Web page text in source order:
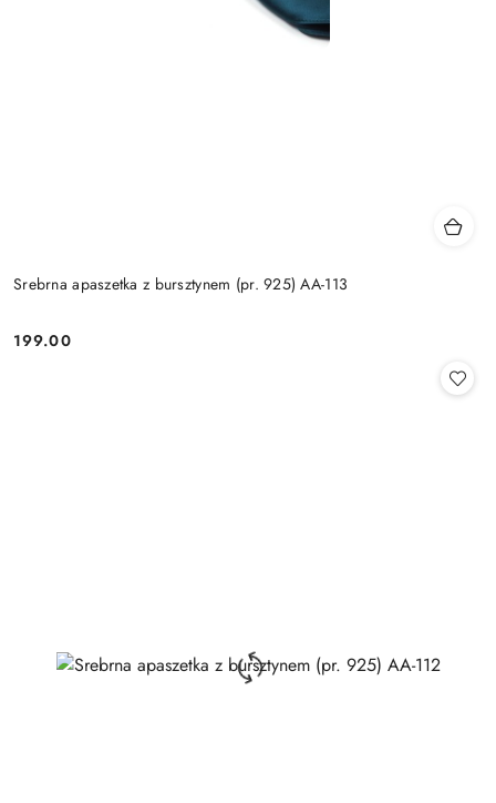
Srebrna apaszetka z bursztynem (pr. 925) AA-113
Cena:
199.00